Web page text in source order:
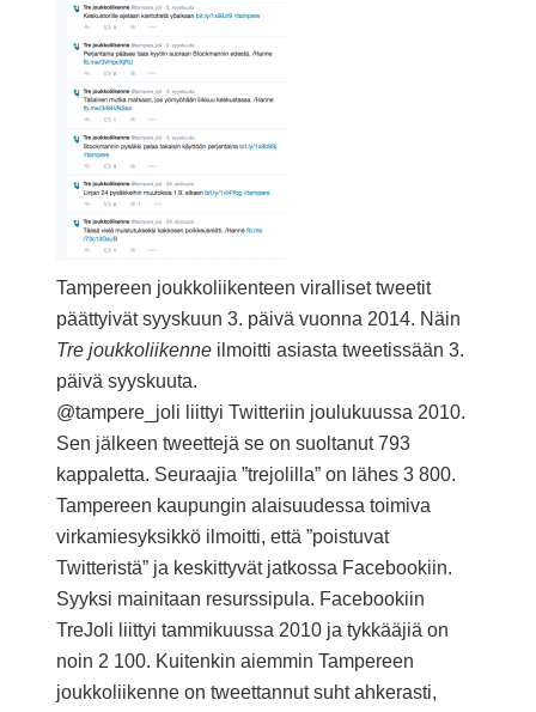
Tampereen joukkoliikenteen viralliset tweetit
päättyivät syyskuun 3. päivä vuonna 2014. Näin
Tre joukkoliikenneilmoitti asiasta tweetissään 3.
päivä syyskuuta.
@tampere_joli liittyi Twitteriin joulukuussa 2010.
Sen jälkeen tweettejä se on suoltanut 793
kappaletta. Seuraajia ”trejolilla” on lähes 3 800.
Tampereen kaupungin alaisuudessa toimiva
virkamiesyksikkö ilmoitti, että ”poistuvat
Twitteristä” ja keskittyvät jatkossa Facebookiin.
Syyksi mainitaan resurssipula. Facebookiin
TreJoli liittyi tammikuussa 2010 ja tykkääjiä on
noin 2 100. Kuitenkin aiemmin Tampereen
joukkoliikenne on tweettannut suht ahkerasti,